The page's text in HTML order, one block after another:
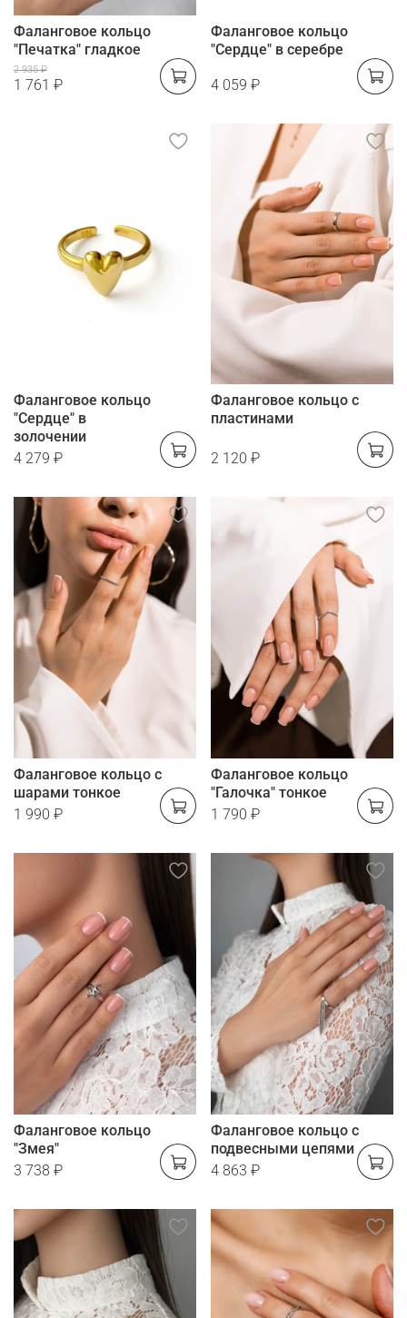
Фаланговое кольцо
"Печатка" гладкое
1 761 ₽
2 935 ₽
Фаланговое кольцо
"Сердце" в серебре
4 059 ₽
Фаланговое кольцо
"Сердце" в
золочении
4 279 ₽
Фаланговое кольцо с
пластинами
2 120 ₽
Фаланговое кольцо с
шарами тонкое
1 990 ₽
Фаланговое кольцо
"Галочка" тонкое
1 790 ₽
Фаланговое кольцо
"Змея"
3 738 ₽
Фаланговое кольцо с
подвесными цепями
4 863 ₽